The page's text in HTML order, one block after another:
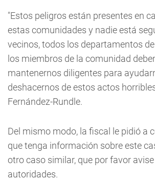
"Estos peligros están presentes en
estas comunidades y nadie está
vecinos, todos los departamentos
los miembros de la comunidad
mantenernos diligentes para
deshacernos de estos actos
Fernández-Rundle.
Del mismo modo, la fiscal le pidió a
que tenga información sobre este
otro caso similar, que por favor
autoridades.